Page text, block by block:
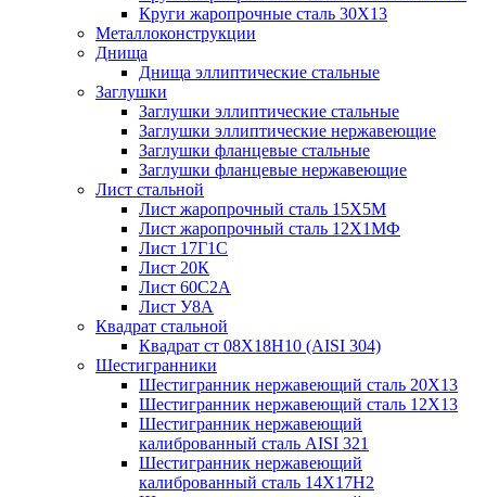
Круги жаропрочные сталь 30Х13
Металлоконструкции
Днища
Днища эллиптические стальные
Заглушки
Заглушки эллиптические стальные
Заглушки эллиптические нержавеющие
Заглушки фланцевые стальные
Заглушки фланцевые нержавеющие
Лист стальной
Лист жаропрочный сталь 15Х5М
Лист жаропрочный сталь 12Х1МФ
Лист 17Г1С
Лист 20К
Лист 60С2А
Лист У8А
Квадрат стальной
Квадрат ст 08Х18Н10 (AISI 304)
Шестигранники
Шестигранник нержавеющий сталь 20Х13
Шестигранник нержавеющий сталь 12Х13
Шестигранник нержавеющий
калиброванный сталь AISI 321
Шестигранник нержавеющий
калиброванный сталь 14Х17Н2